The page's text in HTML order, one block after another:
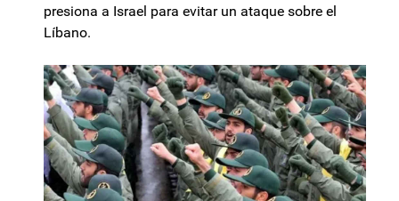
presiona a Israel para evitar un ataque sobre el
Líbano.